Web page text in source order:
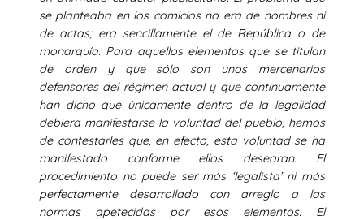
se planteaba en los comicios no era de nombres ni
de actas; era sencillamente el de República o de
monarquía. Para aquellos elementos que se titulan
de orden y que sólo son unos mercenarios
defensores del régimen actual y que continuamente
han dicho que únicamente dentro de la legalidad
debiera manifestarse la voluntad del pueblo, hemos
de contestarles que, en efecto, esta voluntad se ha
manifestado conforme ellos desearan. El
procedimiento no puede ser más ‘legalista’ ni más
perfectamente desarrollado con arreglo a las
normas apetecidas por esos elementos. El